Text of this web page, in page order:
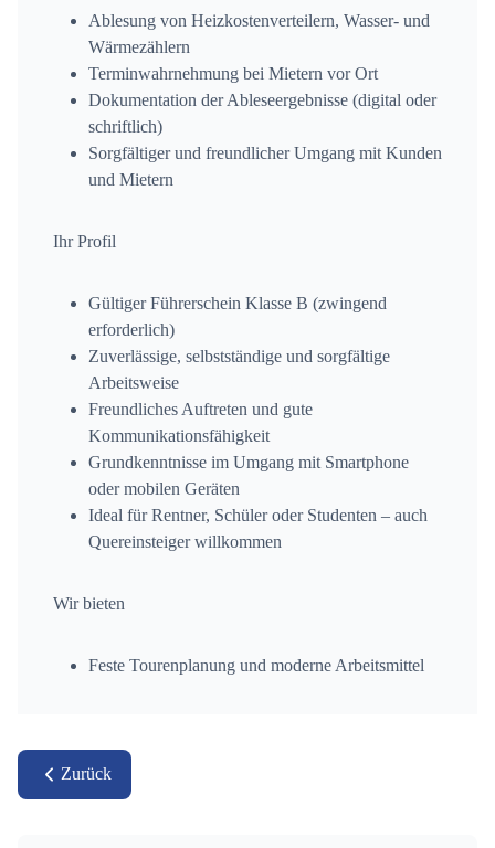
Ablesung von Heizkostenverteilern, Wasser- und
Wärmezählern
Terminwahrnehmung bei Mietern vor Ort
Dokumentation der Ableseergebnisse (digital oder
schriftlich)
Sorgfältiger und freundlicher Umgang mit Kunden
und Mietern
Ihr Profil
Gültiger Führerschein Klasse B (zwingend
erforderlich)
Zuverlässige, selbstständige und sorgfältige
Arbeitsweise
Freundliches Auftreten und gute
Kommunikationsfähigkeit
Grundkenntnisse im Umgang mit Smartphone
oder mobilen Geräten
Ideal für Rentner, Schüler oder Studenten – auch
Quereinsteiger willkommen
Wir bieten
Feste Tourenplanung und moderne Arbeitsmittel
Zurück